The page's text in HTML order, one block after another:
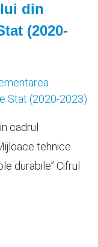
din
(2020-
cadrul
tehnice
durabile” Cifrul